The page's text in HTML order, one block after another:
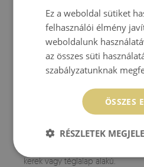
Ár: 25 900 HUF
TÜKRÖK FEKETE
Fekete keretes tükrök mindig
keltenek, függetlenül attól,
helyezkednek el. Különböző
kerek vagy téglalap alakú.
Ez a weboldal sütiket
felhasználói élmény
weboldalunk
az összes süti
szabályzatunknak
ÖSSZES
RÉSZLETEK